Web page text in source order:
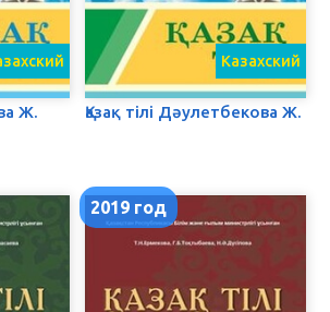
Ж. Қазақ тілі Дәулетбекова Ж.
Казахский
2019 год